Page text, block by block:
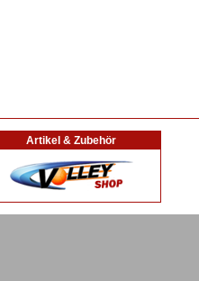
Artikel & Zubehör